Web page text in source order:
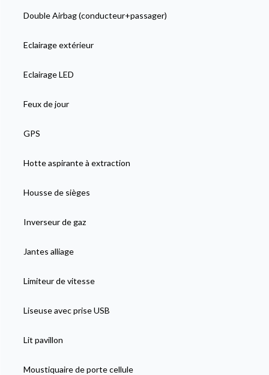
Double Airbag (conducteur+passager)
Eclairage extérieur
Eclairage LED
Feux de jour
GPS
Hotte aspirante à extraction
Housse de sièges
Inverseur de gaz
Jantes alliage
Limiteur de vitesse
Liseuse avec prise USB
Lit pavillon
Moustiquaire de porte cellule